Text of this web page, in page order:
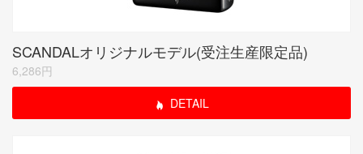
SCANDALオリジナルモデル(受注生産限定品)
6,286円
DETAIL